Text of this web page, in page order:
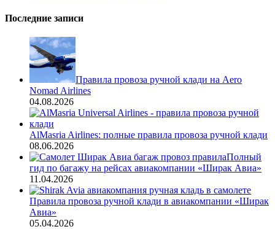
Последние записи
Правила провоза ручной клади на Aero
Nomad Airlines
04.08.2026
AlMasria Airlines: полные правила провоза ручной клади
08.06.2026
Полный
гид по багажу на рейсах авиакомпании «Ширак Авиа»
11.04.2026
Правила провоза ручной клади в авиакомпании «Ширак
Авиа»
05.04.2026